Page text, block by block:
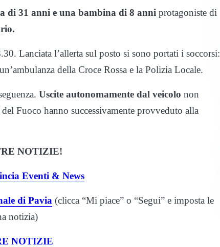
di 31 anni e una bambina di 8 anni protagoniste di
Lanciata l’allerta sul posto si sono portati i soccorsi:
della Croce Rossa e la Polizia Locale.
Uscite autonomamente dal veicolo non
Fuoco hanno successivamente provveduto alla
NOTIZIE!
Eventi & News
di Pavia (clicca “Mi piace” o “Segui” e imposta le
notizia)
NOTIZIE